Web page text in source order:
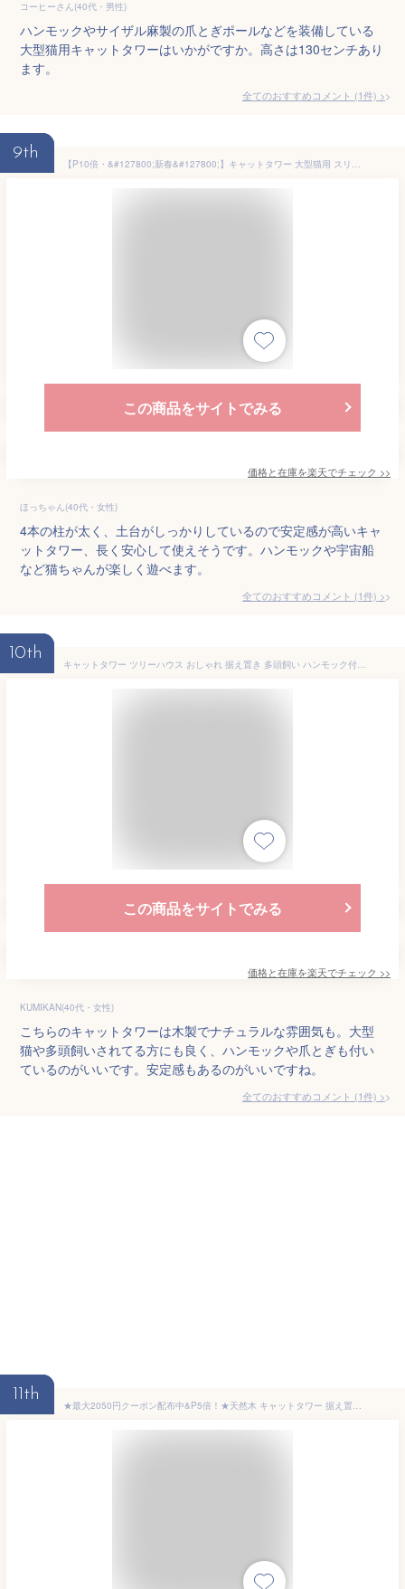
コーヒーさん(40代・男性)
ハンモックやサイザル麻製の爪とぎポールなどを装備している
大型猫用キャットタワーはいかがですか。高さは130センチあり
ます。
全てのおすすめコメント (1件) >
9th
【P10倍・&#127800;新春&#127800;】キャットタワー 大型猫用 スリム 猫タワー 多頭飼い 大型 据え置き 省スペース ハンモック 人気 おしゃれ かわいい シンプル おもちゃ 運動不足 安定 頑丈 多色 170cm
この商品をサイトでみる
価格と在庫を楽天でチェック >>
ほっちゃん(40代・女性)
4本の柱が太く、土台がしっかりしているので安定感が高いキャ
ットタワー、長く安心して使えそうです。ハンモックや宇宙船
など猫ちゃんが楽しく遊べます。
全てのおすすめコメント (1件) >
10th
キャットタワー ツリーハウス おしゃれ 据え置き 多頭飼い ハンモック付き キャットハウス 爪とぎ おもちゃ 転倒防止 ペット 木製 SGS FSC認証 猫 ねこ タワー 麻紐 猫用品 ペット用品 頑丈 安定 室内 運動不足 猫タワー 爪研ぎ 麻紐 ねこ
この商品をサイトでみる
価格と在庫を楽天でチェック >>
KUMIKAN(40代・女性)
こちらのキャットタワーは木製でナチュラルな雰囲気も。大型
猫や多頭飼いされてる方にも良く、ハンモックや爪とぎも付い
ているのがいいです。安定感もあるのがいいですね。
全てのおすすめコメント (1件) >
11th
★最大2050円クーポン配布中&P5倍！★天然木 キャットタワー 据え置き 無垢材 超大型 豪華 高さ160cm 耐荷重140KG 安全で異臭なし 多頭飼い 猫ハウス 天然サイザル麻紐 爪とぎ キャットツリ 見晴台 透明宇宙船 運動不足解消